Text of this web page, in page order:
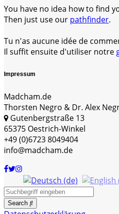
You have no idea how to find
Then just use our pathfinder.
Tu n'as aucune idée de
Il suffit ensuite d'utiliser notre
Impressum
Madcham.de
Thorsten Negro & Dr. Alex
Gutenbergstraße 13
65375 Oestrich-Winkel
+49 (0)6723 8049404
info@madcham.de
Search